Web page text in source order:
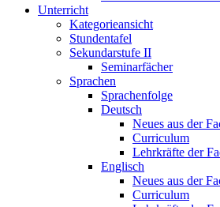
Unterricht
Kategorieansicht
Stundentafel
Sekundarstufe II
Seminarfächer
Sprachen
Sprachenfolge
Deutsch
Neues aus der
Curriculum
Lehrkräfte der
Englisch
Neues aus der
Curriculum